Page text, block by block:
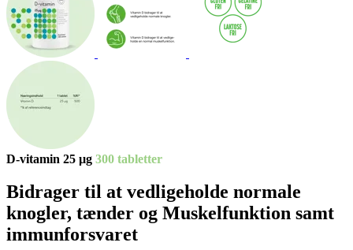
D-vita­min 25 µg 300 tab­let­ter
Bidra­ger til at ved­li­ge­holde nor­male
knog­ler, tæn­der og Muskel­funk­tion samt
immun­for­sva­ret